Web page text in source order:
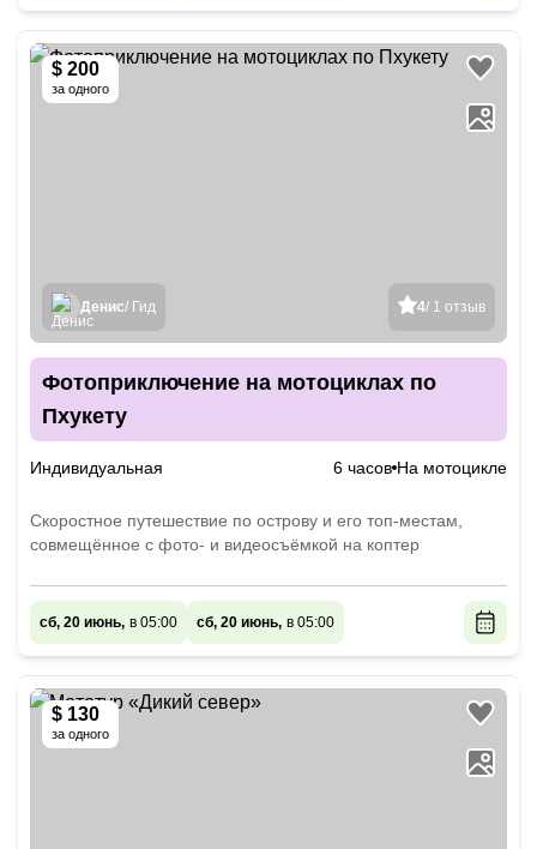
$ 200
за одного
4/ 1 отзыв
Денис/ Гид
Фотоприключение на мотоциклах по
Пхукету
Индивидуальная 6 часов На мотоцикле
Скоростное путешествие по острову и его топ-местам,
совмещённое с фото- и видеосъёмкой на коптер
сб, 20 июнь, в 05:00 сб, 20 июнь, в 05:00
$ 130
за одного